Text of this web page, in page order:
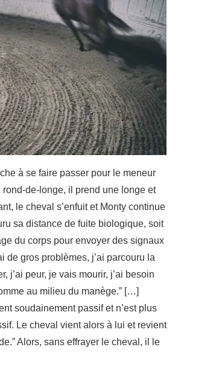
à se faire passer pour le meneur
de-longe, il prend une longe et
le cheval s’enfuit et Monty continue
sa distance de fuite biologique, soit
du corps pour envoyer des signaux
de gros problèmes, j’ai parcouru la
j’ai peur, je vais mourir, j’ai besoin
au milieu du manège.” […]
soudainement passif et n’est plus
Le cheval vient alors à lui et revient
Alors, sans effrayer le cheval, il le